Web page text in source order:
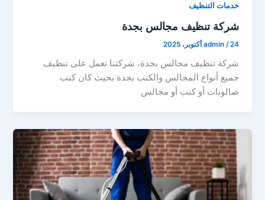
خدمات التنظيف
شركة تنظيف مجالس بجدة
admin /24 أكتوبر، 2025
شركة تنظيف مجالس بجدة، شركتنا تعمل على تنظيف
جميع أنواع المجالس والكنب بجدة بحيث كان كنب
صالونات أو كنب أو مجالس